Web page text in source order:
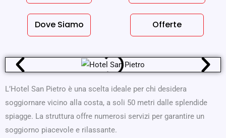
Dove Siamo Offerte
L’Hotel San Pietro è una scelta ideale per chi desidera
soggiornare vicino alla costa, a soli 50 metri dalle splendide
spiagge. La struttura offre numerosi servizi per garantire un
soggiorno piacevole e rilassante.